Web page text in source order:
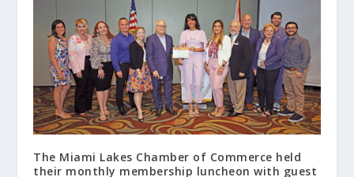
The Miami Lakes Chamber of Commerce held
their monthly membership luncheon with guest